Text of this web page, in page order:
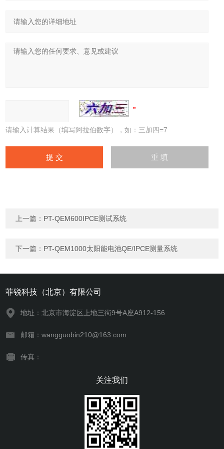
请输入计算结果（填写阿拉伯数字），如：三加四=7
上一篇： PT-QEM600IPCE测试系统
下一篇： PT-QEM1000太阳能电池QE/IPCE测量系统
菲锐科技（北京）有限公司
地址：北京市海淀区上地三街9号A座A912-156
邮箱：wangguobin210@163.com
传真：
关注我们